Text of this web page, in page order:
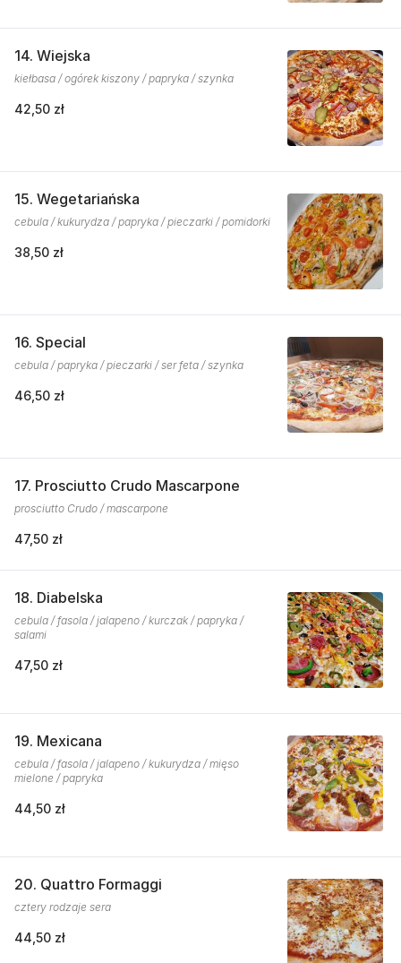
14. Wiejska
kiełbasa / ogórek kiszony / papryka / szynka
42,50 zł
15. Wegetariańska
cebula / kukurydza / papryka / pieczarki / pomidorki
38,50 zł
16. Special
cebula / papryka / pieczarki / ser feta / szynka
46,50 zł
17. Prosciutto Crudo Mascarpone
prosciutto Crudo / mascarpone
47,50 zł
18. Diabelska
cebula / fasola / jalapeno / kurczak / papryka /
salami
47,50 zł
19. Mexicana
cebula / fasola / jalapeno / kukurydza / mięso
mielone / papryka
44,50 zł
20. Quattro Formaggi
cztery rodzaje sera
44,50 zł